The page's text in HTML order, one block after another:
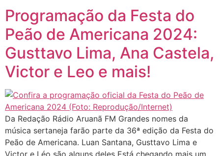
Programação da Festa do
Peão de Americana 2024:
Gusttavo Lima, Ana Castela,
Victor e Leo e mais!
Da Redação Rádio Aruanã FM Grandes nomes da
música sertaneja farão parte da 36ª edição da Festa do
Peão de Americana. Luan Santana, Gusttavo Lima e
Victor e Léo são alguns deles Está chegando mais um